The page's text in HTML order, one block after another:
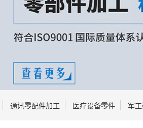
通讯零配件加工 医疗设备零件 军